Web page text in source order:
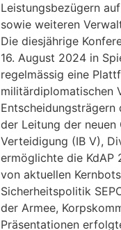
Leistungsbezügern
sowie weiteren
Die diesjährige
16. August 2024 in
regelmässig eine
militärdiplomatischen
der Leitung der neuen
Verteidigung (IB V),
ermöglichte die KdAP
von aktuellen
Sicherheitspolitik
der Armee,
Präsentationen